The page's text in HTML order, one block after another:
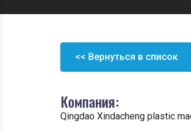
<< Вернуться в список
Компания:
Qingdao Xindacheng plastic